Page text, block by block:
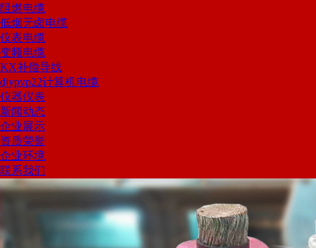
阻燃电缆
低烟无卤电缆
仪表电缆
变频电缆
KX补偿导线
djypvp22计算机电缆
仪器仪表
新闻动态
企业展示
资质荣誉
企业环境
联系我们